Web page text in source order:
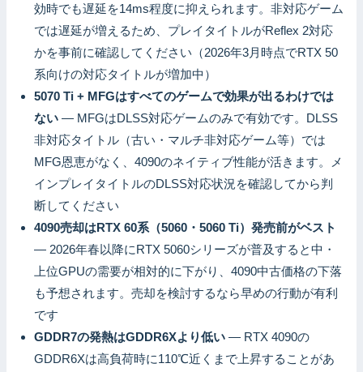
効時でも遅延を14ms程度に抑えられます。非対応ゲーム
では遅延が増えるため、プレイタイトルがReflex 2対応
かを事前に確認してください（2026年3月時点でRTX 50
系向けの対応タイトルが増加中）
5070 Ti + MFGはすべてのゲームで効果が出るわけでは
ない — MFGはDLSS対応ゲームのみで有効です。DLSS
非対応タイトル（古い・マルチ非対応ゲーム等）では
MFG恩恵がなく、4090のネイティブ性能が活きます。メ
インプレイタイトルのDLSS対応状況を確認してから判
断してください
4090売却はRTX 60系（5060・5060 Ti）発売前がベスト
— 2026年春以降にRTX 5060シリーズが普及すると中・
上位GPUの需要が相対的に下がり、4090中古価格の下落
も予想されます。売却を検討するなら早めの行動が有利
です
GDDR7の発熱はGDDR6Xより低い — RTX 4090の
GDDR6Xは高負荷時に110℃近くまで上昇することがあ